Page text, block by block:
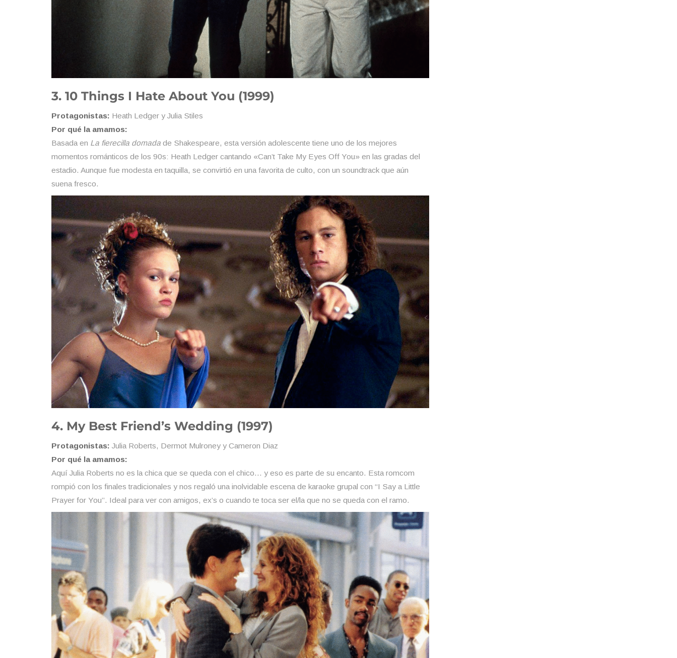
3. 10 Things I Hate About You (1999)
Protagonistas: Heath Ledger y Julia Stiles
Por qué la amamos:
Basada en La fierecilla domada de Shakespeare, esta versión adolescente tiene uno de los mejores
momentos románticos de los 90s: Heath Ledger cantando «Can’t Take My Eyes Off You» en las gradas del
estadio. Aunque fue modesta en taquilla, se convirtió en una favorita de culto, con un soundtrack que aún
suena fresco.
4. My Best Friend’s Wedding (1997)
Protagonistas: Julia Roberts, Dermot Mulroney y Cameron Diaz
Por qué la amamos:
Aquí Julia Roberts no es la chica que se queda con el chico… y eso es parte de su encanto. Esta romcom
rompió con los finales tradicionales y nos regaló una inolvidable escena de karaoke grupal con “I Say a Little
Prayer for You”. Ideal para ver con amigos, ex’s o cuando te toca ser el/la que no se queda con el ramo.